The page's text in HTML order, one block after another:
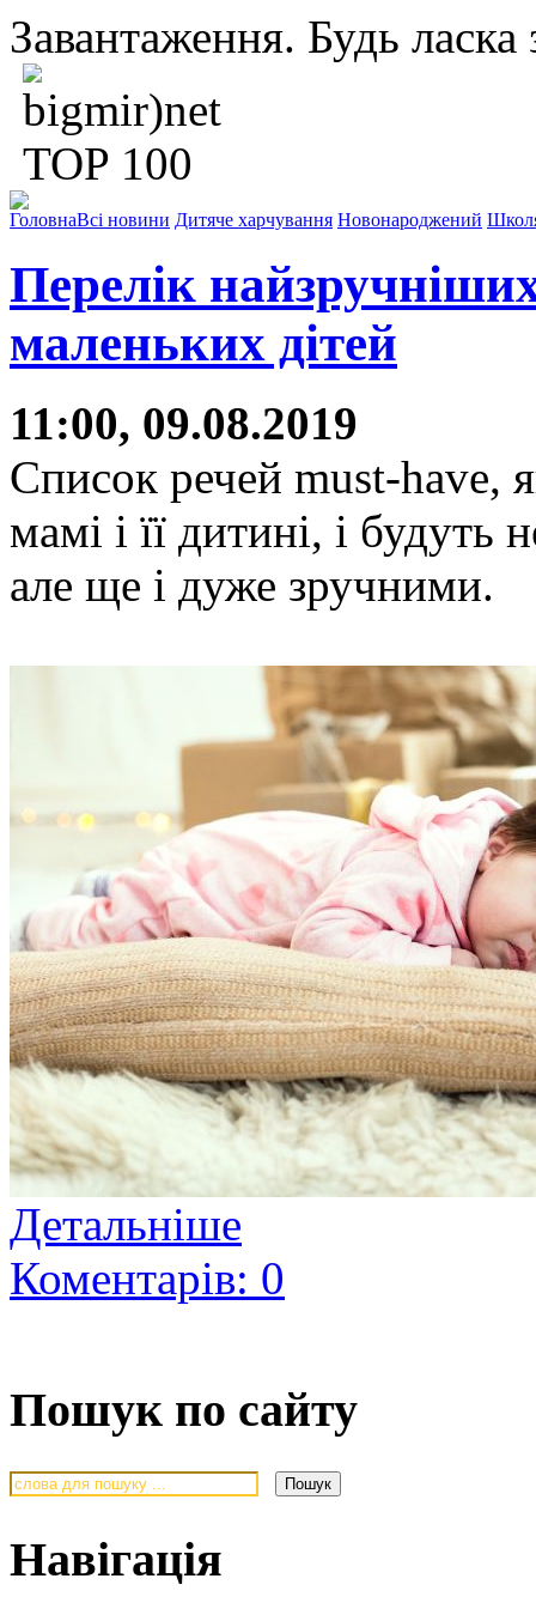
Завантаження. Будь ласка
ГоловнаВсі новини Дитяче харчування Новонароджений
Перелік
маленьких дітей
11:00, 09.08.2019
Список речей must-have,
мамі і її дитині, і
але ще і дуже зручними.
Детальніше
Коментарів: 0
Пошук по сайту
Навігація